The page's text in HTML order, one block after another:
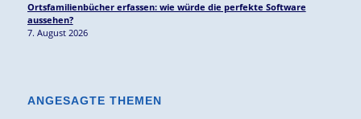
Ortsfamilienbücher erfassen: wie würde die perfekte Software
aussehen?
7. August 2026
ANGESAGTE THEMEN